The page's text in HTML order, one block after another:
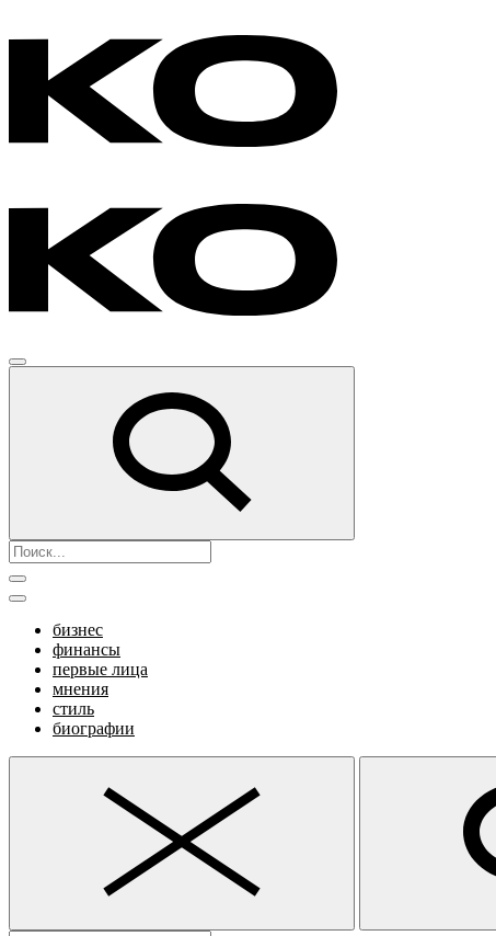
бизнес
финансы
первые лица
мнения
стиль
биографии